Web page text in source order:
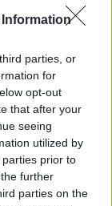
Information
parties, or
for
opt-out
that after your
seeing
utilized by
prior to
further
parties on the
Μουσείο
Άνω Τιθορέα,
της ή αν
τις αντοχές
και